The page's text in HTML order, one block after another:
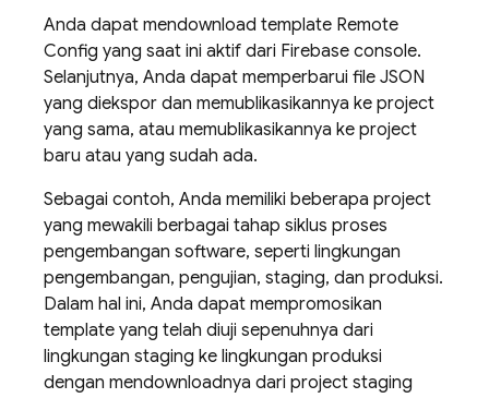
Anda dapat mendownload template Remote
Config yang saat ini aktif dari Firebase console.
Selanjutnya, Anda dapat memperbarui file JSON
yang diekspor dan memublikasikannya ke project
yang sama, atau memublikasikannya ke project
baru atau yang sudah ada.
Sebagai contoh, Anda memiliki beberapa project
yang mewakili berbagai tahap siklus proses
pengembangan software, seperti lingkungan
pengembangan, pengujian, staging, dan produksi.
Dalam hal ini, Anda dapat mempromosikan
template yang telah diuji sepenuhnya dari
lingkungan staging ke lingkungan produksi
dengan mendownloadnya dari project staging